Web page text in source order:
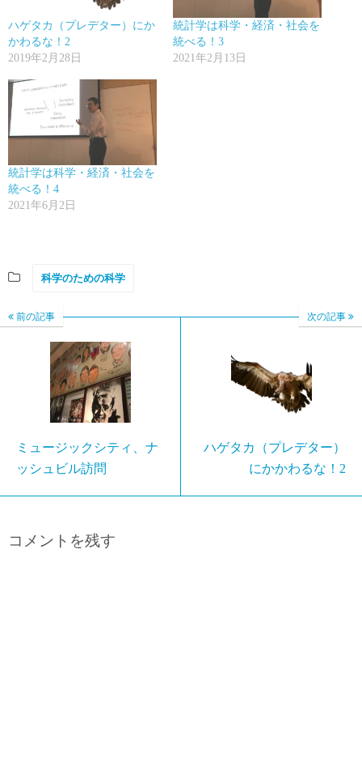
ハゲタカ（プレデター）にか
かわるな！2
2019年2月28日
統計学は科学・経済・社会を
統べる！3
2021年2月13日
統計学は科学・経済・社会を
統べる！4
2021年6月2日
科学のための科学
前の記事
ミュージックシティ、ナ
ッシュビル訪問
次の記事
ハゲタカ（プレデター）
にかかわるな！2
コメントを残す